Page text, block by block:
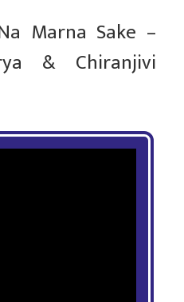
Marna Sake –
& Chiranjivi